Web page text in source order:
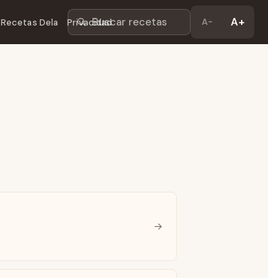
Buscar recetas A- A+
Recetas Dela Privacidad
→